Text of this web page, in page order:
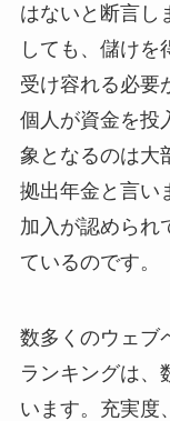
はないと断言し
しても、儲けを
受け容れる必要
個人が資金を投
象となるのは大
拠出年金と言い
加入が認められ
ているのです。
数多くのウェブ
ランキングは、
います。充実度